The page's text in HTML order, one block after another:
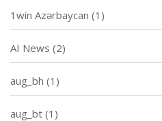
1win Azərbaycan (1)
AI News (2)
aug_bh (1)
aug_bt (1)